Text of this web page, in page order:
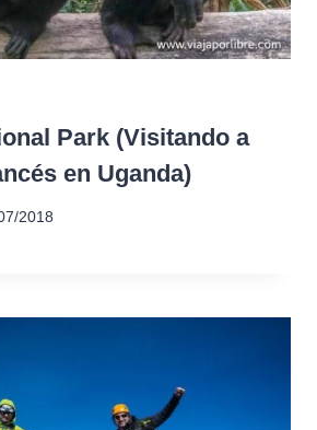
Park (Visitando a
en Uganda)
2018